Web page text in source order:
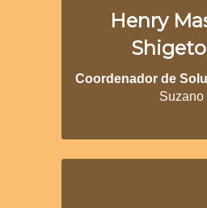
Henry
Coordenador de
Suzano